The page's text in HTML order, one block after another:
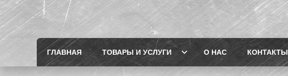
ГЛАВНАЯ ТОВАРЫ И УСЛУГИ О НАС КОНТАКТЫ